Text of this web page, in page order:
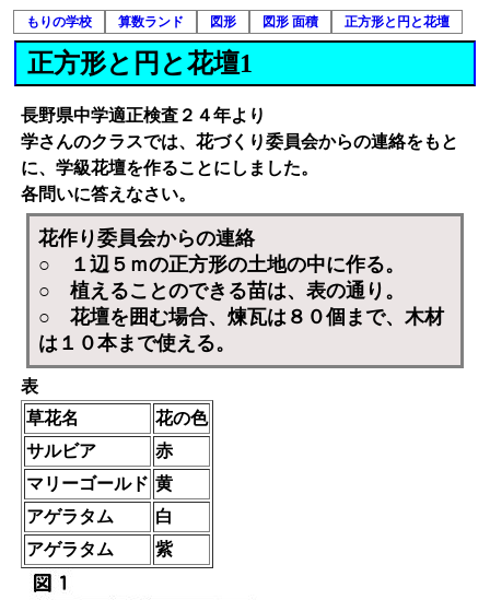
もりの学校 算数ランド 図形 図形 面積 正方形と円と花壇
正方形と円と花壇1
長野県中学適正検査２４年より
学さんのクラスでは、 花づくり委員会からの連絡をもと
に、学級花壇を作ることにしました。
各問いに答えなさい。
花作り委員会からの連絡
○ １辺５ｍの正方形の土地の中に作る。
○ 植えることのできる苗は、表の通り。
○ 花壇を囲む場合、煉瓦は８０個まで、木材
は１０本まで使える。
表
草花名
花の色
サルビア
赤
マリーゴールド 黄
アゲラタム
白
アゲラタム
紫